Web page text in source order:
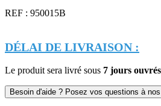
REF : 950015B
DÉLAI DE LIVRAISON :
Le produit sera livré sous 7 jours